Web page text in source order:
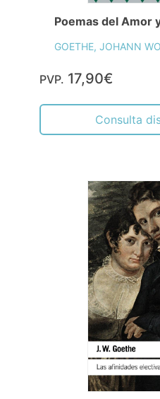
Poemas del Amor
GOETHE, JOHANN
PVP. 17,90€
Consulta